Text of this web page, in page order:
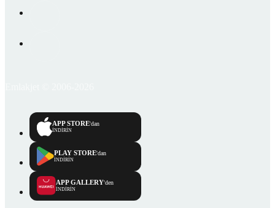
APP STORE'dan
İNDİRİN
PLAY STORE'dan
İNDİRİN
APP GALLERY'den
İNDİRİN